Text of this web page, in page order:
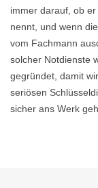
immer darauf, ob
nennt, und wenn
vom Fachmann
solcher Notdienste
gegründet, damit
seriösen
sicher ans Werk